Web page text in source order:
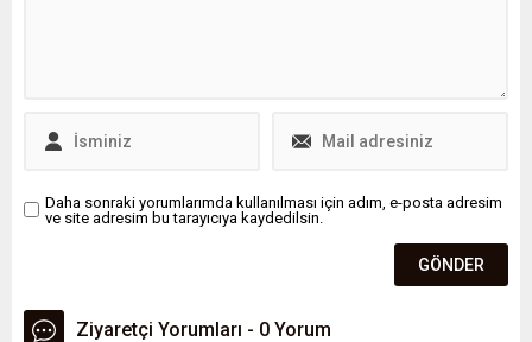
kullandı.
Daha sonraki yorumlarımda kullanılması için adım, e-posta adresim
ve site adresim bu tarayıcıya kaydedilsin.
Ziyaretçi Yorumları - 0 Yorum